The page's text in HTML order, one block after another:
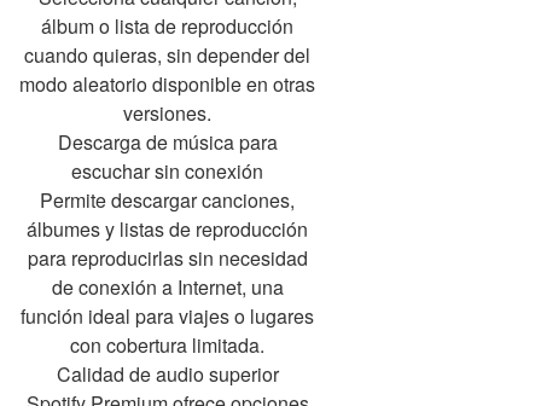
álbum o lista de reproducción
cuando quieras, sin depender del
modo aleatorio disponible en otras
versiones.
Descarga de música para
escuchar sin conexión
Permite descargar canciones,
álbumes y listas de reproducción
para reproducirlas sin necesidad
de conexión a Internet, una
función ideal para viajes o lugares
con cobertura limitada.
Calidad de audio superior